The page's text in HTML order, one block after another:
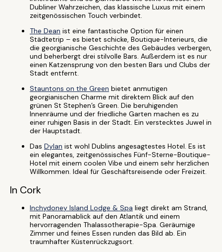
Dubliner Wahrzeichen, das klassische Luxus mit einem
zeitgenössischen Touch verbindet.
The Dean ist eine fantastische Option für einen
Städtetrip – es bietet schicke, Boutique-Interieurs, die
die georgianische Geschichte des Gebäudes verbergen,
und beherbergt drei stilvolle Bars. Außerdem ist es nur
einen Katzensprung von den besten Bars und Clubs der
Stadt entfernt.
Stauntons on the Green bietet anmutigen
georgianischen Charme mit direktem Blick auf den
grünen St Stephen’s Green. Die beruhigenden
Innenräume und der friedliche Garten machen es zu
einer ruhigen Basis in der Stadt. Ein verstecktes Juwel in
der Hauptstadt.
Das Dylan ist wohl Dublins angesagtestes Hotel. Es ist
ein elegantes, zeitgenössisches Fünf-Sterne-Boutique-
Hotel mit einem coolen Vibe und einem sehr herzlichen
Willkommen. Ideal für Geschäftsreisende oder Freizeit.
In Cork
Inchydoney Island Lodge & Spa liegt direkt am Strand,
mit Panoramablick auf den Atlantik und einem
hervorragenden Thalassotherapie-Spa. Geräumige
Zimmer und feines Essen runden das Bild ab. Ein
traumhafter Küstenrückzugsort.